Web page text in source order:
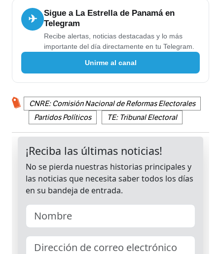
✈
Sigue a La Estrella de Panamá en
Telegram
Recibe alertas, noticias destacadas y lo más
importante del día directamente en tu Telegram.
Unirme al canal
CNRE: Comisión Nacional de Reformas Electorales
Partidos Políticos
TE: Tribunal Electoral